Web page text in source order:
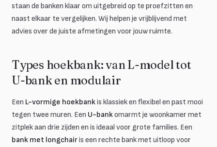
staan de banken klaar om uitgebreid op te proefzitten en
naast elkaar te vergelijken. Wij helpen je vrijblijvend met
advies over de juiste afmetingen voor jouw ruimte.
Types hoekbank: van L-model tot
U-bank en modulair
Een L-vormige hoekbankis klassiek en flexibel en past mooi
tegen twee muren. Een U-bankomarmt je woonkamer met
zitplek aan drie zijden en is ideaal voor grote families. Een
bank met longchairis een rechte bank met uitloop voor